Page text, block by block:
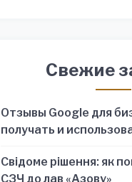
Свежие
Отзывы Google для
получать и
Свідоме рішення: як
СЗЧ до лав «Азову»